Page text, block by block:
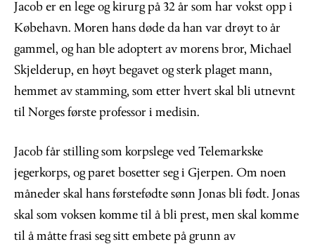
Jacob er en lege og kirurg på 32 år som har vokst opp i
Købehavn. Moren hans døde da han var drøyt to år
gammel, og han ble adoptert av morens bror, Michael
Skjelderup, en høyt begavet og sterk plaget mann,
hemmet av stamming, som etter hvert skal bli utnevnt
til Norges første professor i medisin.
Jacob får stilling som korpslege ved Telemarkske
jegerkorps, og paret bosetter seg i Gjerpen. Om noen
måneder skal hans førstefødte sønn Jonas bli født. Jonas
skal som voksen komme til å bli prest, men skal komme
til å måtte frasi seg sitt embete på grunn av